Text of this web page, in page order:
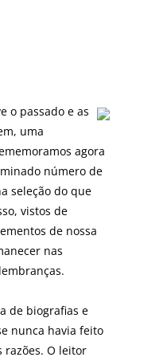
o passado e as
uma
agora
número de
seleção do que
vistos de
de nossa
nas
de biografias e
nunca havia feito
razões. O leitor